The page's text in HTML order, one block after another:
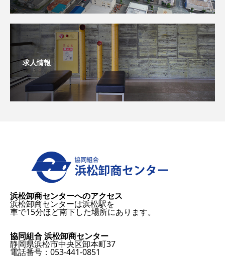
求人情報
浜松卸商センターへのアクセス
浜松卸商センターは浜松駅を
車で15分ほど南下した場所にあります。
協同組合 浜松卸商センター
静岡県浜松市中央区卸本町37
電話番号：053-441-0851